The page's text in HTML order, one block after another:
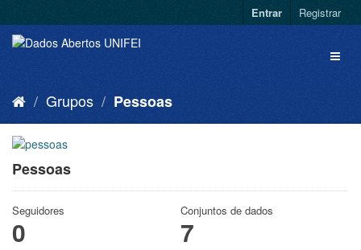
Entrar Registrar
Grupos Pessoas
Pessoas
Seguidores
0
Conjuntos de dados
7